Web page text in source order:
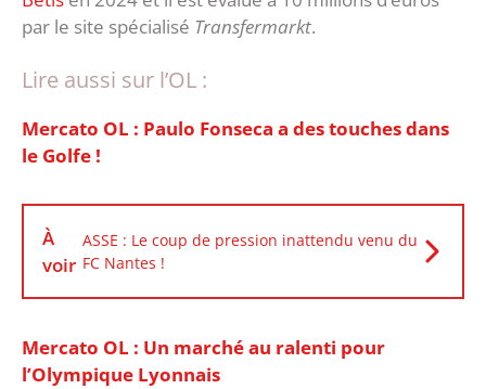
par le site spécialisé Transfermarkt.
Lire aussi sur l’OL :
Mercato OL : Paulo Fonseca a des touches dans
le Golfe !
À
voir
ASSE : Le coup de pression inattendu venu du
FC Nantes !
Mercato OL : Un marché au ralenti pour
l’Olympique Lyonnais